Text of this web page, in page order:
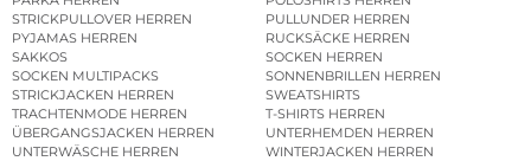
STRICKPULLOVER HERREN
PULLUNDER HERREN
PYJAMAS HERREN
RUCKSÄCKE HERREN
SAKKOS
SOCKEN HERREN
SOCKEN MULTIPACKS
SONNENBRILLEN HERREN
STRICKJACKEN HERREN
SWEATSHIRTS
TRACHTENMODE HERREN
T-SHIRTS HERREN
ÜBERGANGSJACKEN HERREN
UNTERHEMDEN HERREN
UNTERWÄSCHE HERREN
WINTERJACKEN HERREN